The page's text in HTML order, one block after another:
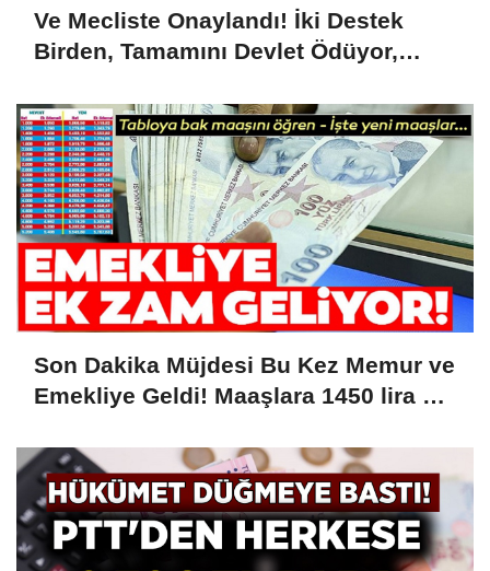
Ve Mecliste Onaylandı! İki Destek
Birden, Tamamını Devlet Ödüyor,
Son Dakika Müjdesi Bu Kez Memur ve
Emekliye Geldi! Maaşlara 1450 lira Ek